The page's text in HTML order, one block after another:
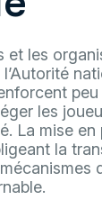
et les
peu
les
La mise
la